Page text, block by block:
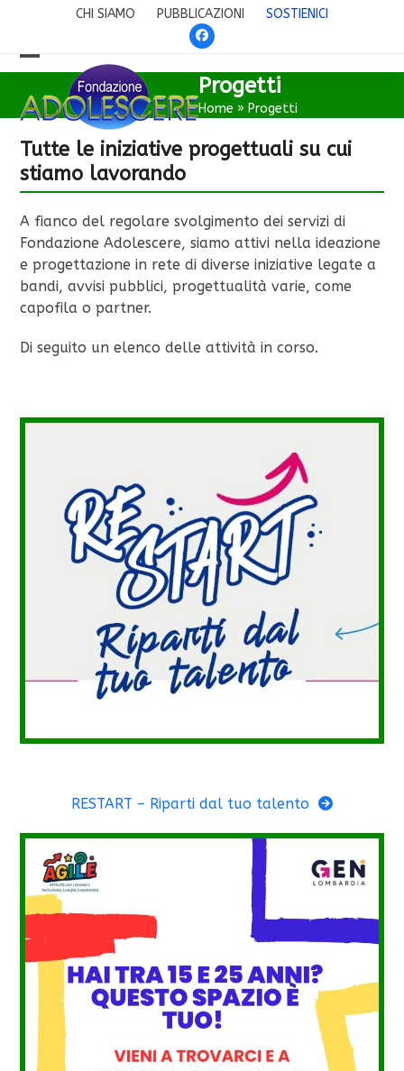
content
CHI SIAMO PUBBLICAZIONI
SOSTIENICI
Facebook
Open
mobile
menu
Close
mobile
menu
Progetti
Home » Progetti
Tutte le iniziative progettuali su cui
stiamo lavorando
A fianco del regolare svolgimento dei servizi di
Fondazione Adolescere, siamo attivi nella ideazione
e progettazione in rete di diverse iniziative legate a
bandi, avvisi pubblici, progettualità varie, come
capofila o partner.
Di seguito un elenco delle attività in corso.
RESTART – Riparti dal tuo talento